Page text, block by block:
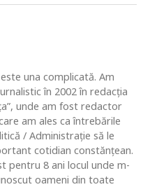
una complicată. Am
în 2002 în redacția
unde am fost redactor
am ales ca întrebările
/ Administrație să le
cotidian constănțean.
pentru 8 ani locul unde m-
oameni din toate